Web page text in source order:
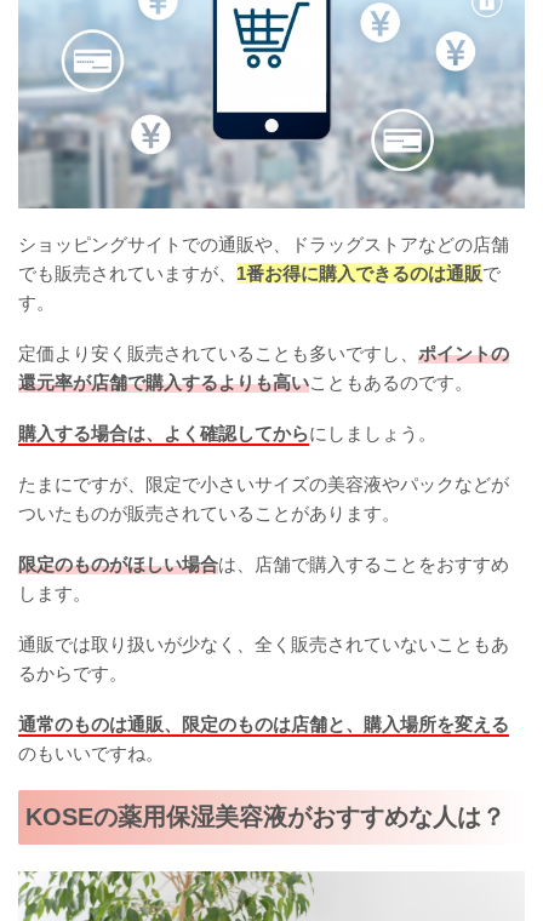
ショッピングサイトでの通販や、ドラッグストアなどの店舗
でも販売されていますが、 1番お得に購入できるのは通販で
す。
定価より安く販売されていることも多いですし、 ポイントの
還元率が店舗で購入するよりも高いこともあるのです。
購入する場合は、よく確認してからにしましょう。
たまにですが、限定で小さいサイズの美容液やパックなどが
ついたものが販売されていることがあります。
限定のものがほしい場合は、店舗で購入することをおすすめ
します。
通販では取り扱いが少なく、全く販売されていないこともあ
るからです。
通常のものは通販、限定のものは店舗と、購入場所を変える
のもいいですね。
KOSEの薬用保湿美容液がおすすめな人は？